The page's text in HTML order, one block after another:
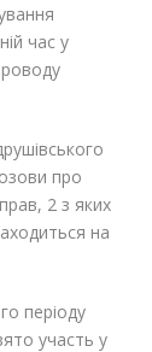
час у
про
2 з яких
на
періоду
участь у